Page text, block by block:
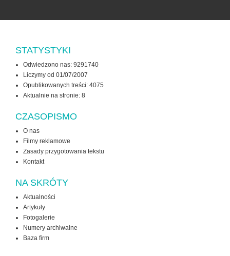
STATYSTYKI
Odwiedzono nas: 9291740
Liczymy od 01/07/2007
Opublikowanych treści: 4075
Aktualnie na stronie: 8
CZASOPISMO
O nas
Filmy reklamowe
Zasady przygotowania tekstu
Kontakt
NA SKRÓTY
Aktualności
Artykuły
Fotogalerie
Numery archiwalne
Baza firm